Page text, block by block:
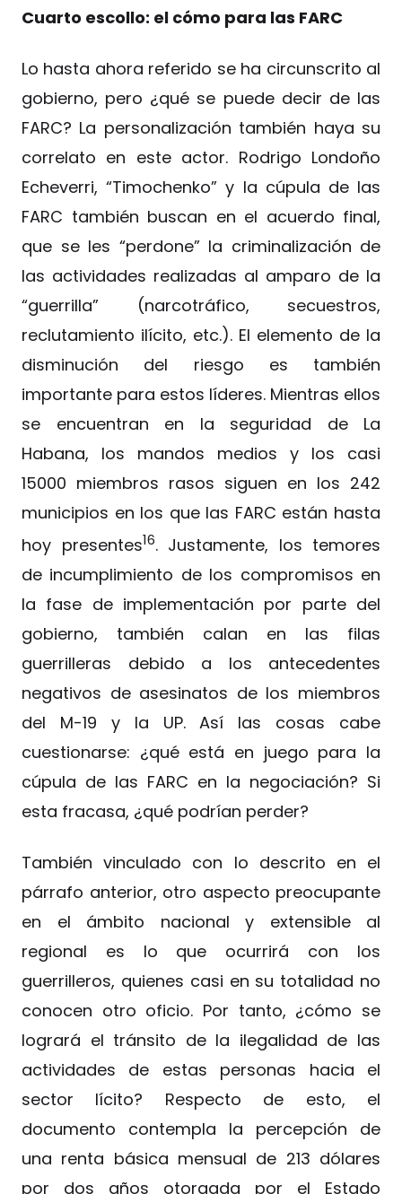
Cuarto escollo: el cómo para las FARC
Lo hasta ahora referido se ha circunscrito al
gobierno, pero ¿qué se puede decir de las
FARC? La personalización también haya su
correlato en este actor. Rodrigo Londoño
Echeverri, “Timochenko” y la cúpula de las
FARC también buscan en el acuerdo final,
que se les “perdone” la criminalización de
las actividades realizadas al amparo de la
“guerrilla” (narcotráfico, secuestros,
reclutamiento ilícito, etc.). El elemento de la
disminución del riesgo es también
importante para estos líderes. Mientras ellos
se encuentran en la seguridad de La
Habana, los mandos medios y los casi
15000 miembros rasos siguen en los 242
municipios en los que las FARC están hasta
hoy presentes16. Justamente, los temores
de incumplimiento de los compromisos en
la fase de implementación por parte del
gobierno, también calan en las filas
guerrilleras debido a los antecedentes
negativos de asesinatos de los miembros
del M-19 y la UP. Así las cosas cabe
cuestionarse: ¿qué está en juego para la
cúpula de las FARC en la negociación? Si
esta fracasa, ¿qué podrían perder?
También vinculado con lo descrito en el
párrafo anterior, otro aspecto preocupante
en el ámbito nacional y extensible al
regional es lo que ocurrirá con los
guerrilleros, quienes casi en su totalidad no
conocen otro oficio. Por tanto, ¿cómo se
logrará el tránsito de la ilegalidad de las
actividades de estas personas hacia el
sector lícito? Respecto de esto, el
documento contempla la percepción de
una renta básica mensual de 213 dólares
por dos años otorgada por el Estado